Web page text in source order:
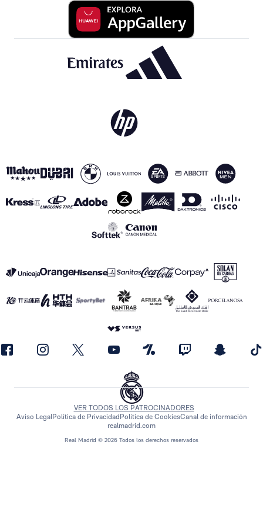
Real Madrid © 2026 Todos los derechos reservados
VER TODOS LOS PATROCINADORES
Aviso LegalPolítica de Privacidad Política de CookiesCanal de información
realmadrid.com